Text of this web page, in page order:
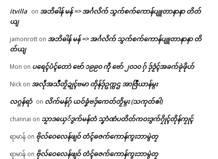
itvilla on အဘိဓါန် မန် => အၚ်္ဂလိက် သွက်စက်ကောန်ပျူတာနာနာ တိတ်
ယျ
jamonrott on အဘိဓါန် မန် => အၚ်္ဂလိက် သွက်စက်ကောန်ပျူတာနာနာ တိ
တ်ယျ
Mon on ပရေၚ်ပံၚ်တောဲ ဗော် ၁၉၉၀ ကဵု ဗော် ၂၀၁၀ ဂှ် ဒှ်ဒၟံၚ်အခက်ခုဲဖိုဟ်
Nick on အလဵုအသဳတၟိဍုၚ်ဗမာ တိုန်ဒှ်ဥက္ကဌ အာဇြဳယာန်မ္ဂး
လဂ္ဂန်ရာံ on လိက်မန်ဂှ် ယဝ်ခၞံဗဒှ်ကေတ်တၟိမ္ဂး (သကုတ်ၜါ)
channai on သၟာဒယှေ်ဒွက်မန်တံ သၞာံဏံပတိတ်ကဝးဒွက်ဂၠိုၚ်တိုန်ကၠုၚ်
ရာမာန် on ဗိုလ်ဝေလေန်ဖျဝ် တံၚ်ဓဇက်ကောန်ကွးဘာမွဲတၠ
ရာမာန် on ဗိုလ်ဝေလေန်ဖျဝ် တံၚ်ဓဇက်ကောန်ကွးဘာမွဲတၠ